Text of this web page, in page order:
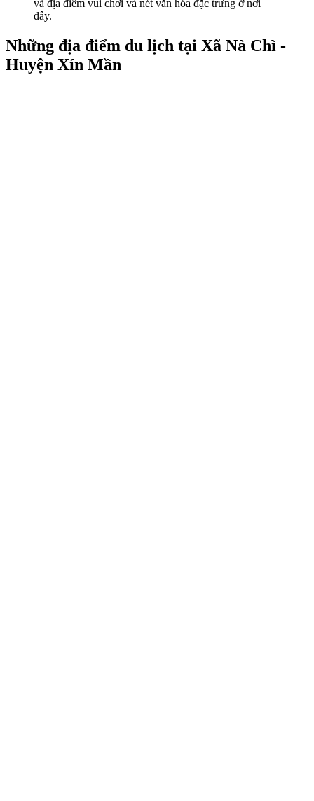
và địa điểm vui chơi và nét văn hóa đặc trưng ở nơi
đây.
Những địa điểm du lịch tại Xã Nà Chì -
Huyện Xín Mần